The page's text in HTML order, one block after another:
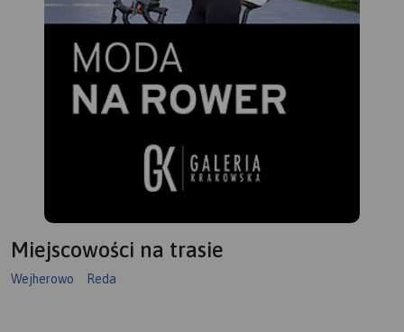
Miejscowości na trasie
Wejherowo Reda